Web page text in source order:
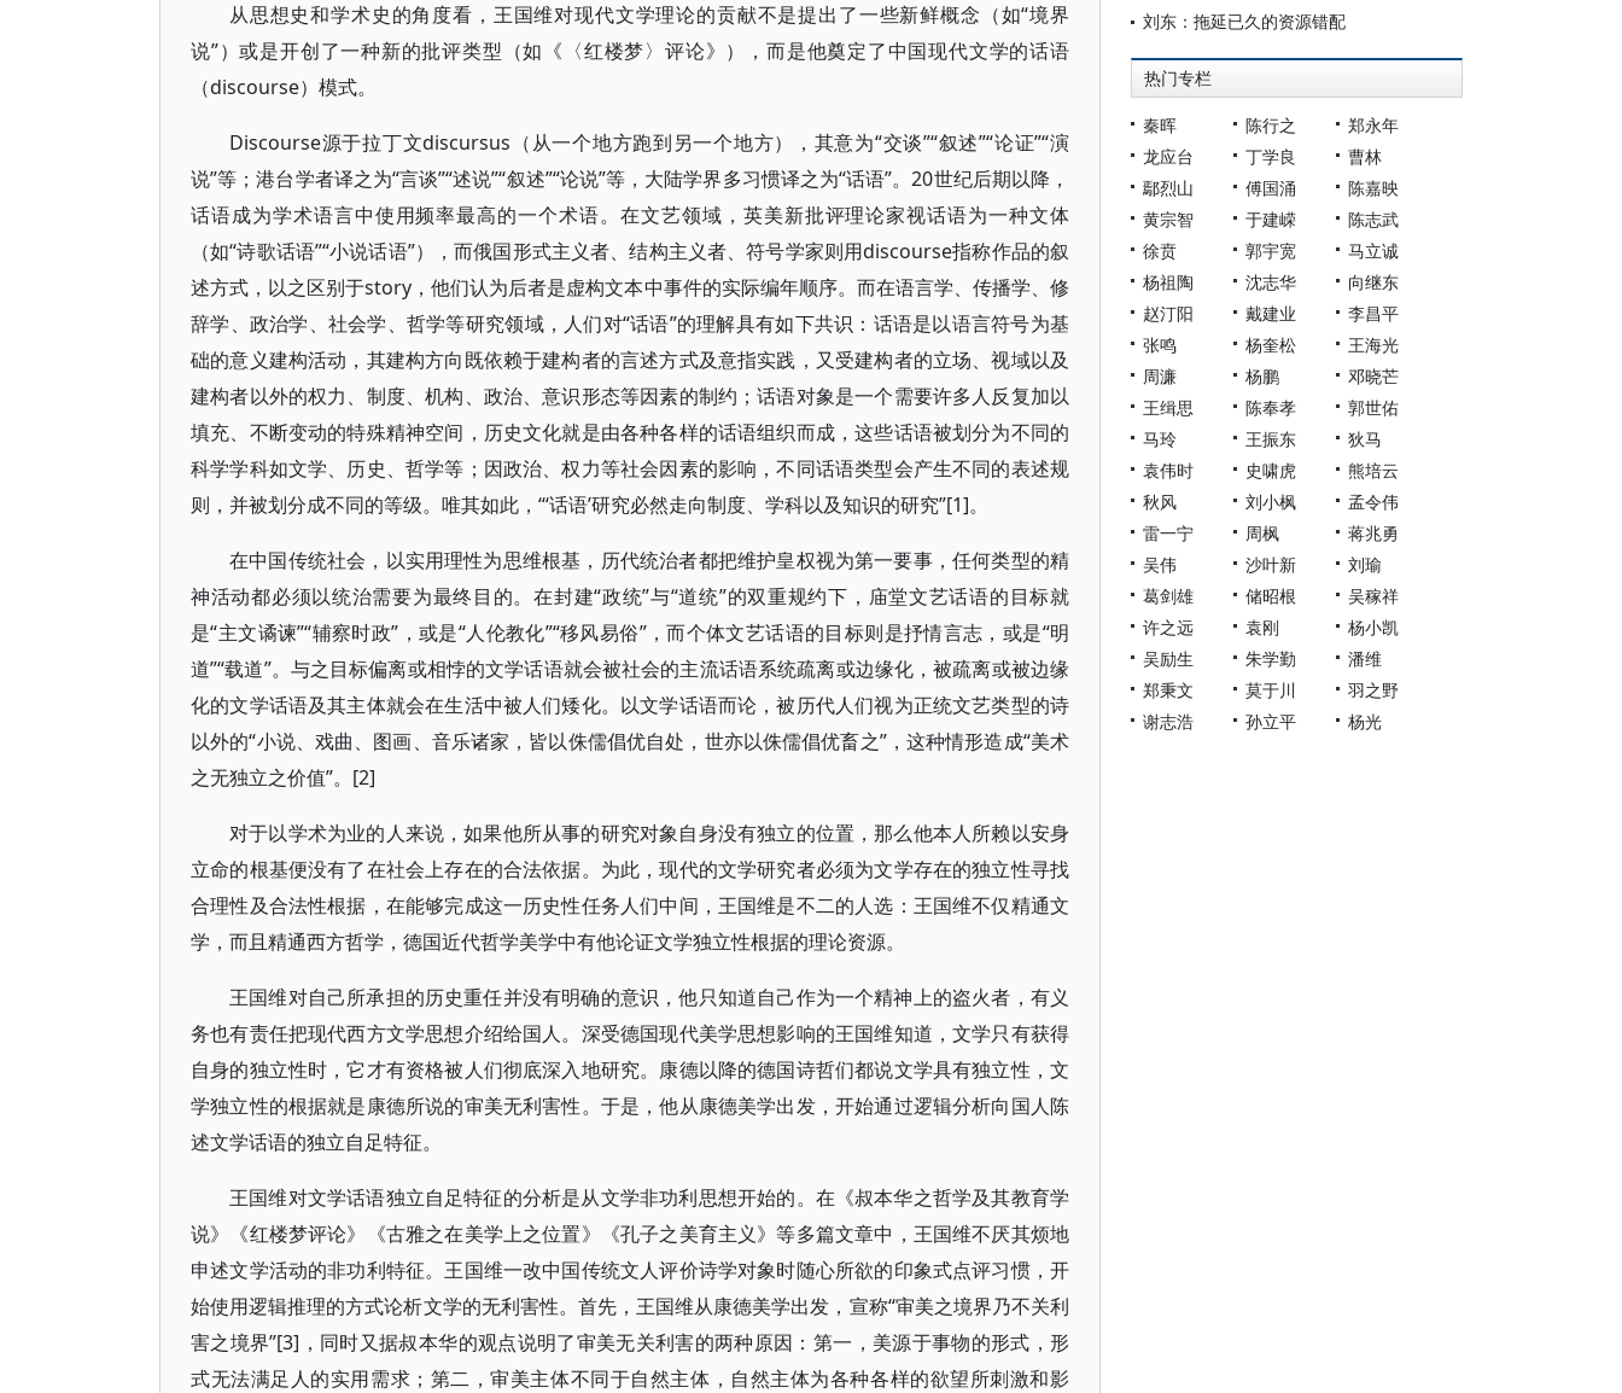
从思想史和学术史的角度看，王国维对现代文学理论的贡献不是提出了一些新鲜概念（如“境界
说”）或是开创了一种新的批评类型（如《〈红楼梦〉评论》），而是他奠定了中国现代文学的话语
（discourse）模式。
Discourse源于拉丁文discursus（从一个地方跑到另一个地方），其意为“交谈”“叙述”“论证”“演
说”等；港台学者译之为“言谈”“述说”“叙述”“论说”等，大陆学界多习惯译之为“话语”。20世纪后期以降，
话语成为学术语言中使用频率最高的一个术语。在文艺领域，英美新批评理论家视话语为一种文体
（如“诗歌话语”“小说话语”），而俄国形式主义者、结构主义者、符号学家则用discourse指称作品的叙
述方式，以之区别于story，他们认为后者是虚构文本中事件的实际编年顺序。而在语言学、传播学、修
辞学、政治学、社会学、哲学等研究领域，人们对“话语”的理解具有如下共识：话语是以语言符号为基
础的意义建构活动，其建构方向既依赖于建构者的言述方式及意指实践，又受建构者的立场、视域以及
建构者以外的权力、制度、机构、政治、意识形态等因素的制约；话语对象是一个需要许多人反复加以
填充、不断变动的特殊精神空间，历史文化就是由各种各样的话语组织而成，这些话语被划分为不同的
科学学科如文学、历史、哲学等；因政治、权力等社会因素的影响，不同话语类型会产生不同的表述规
则，并被划分成不同的等级。唯其如此，“‘话语’研究必然走向制度、学科以及知识的研究”[1]。
在中国传统社会，以实用理性为思维根基，历代统治者都把维护皇权视为第一要事，任何类型的精
神活动都必须以统治需要为最终目的。在封建“政统”与“道统”的双重规约下，庙堂文艺话语的目标就
是“主文谲谏”“辅察时政”，或是“人伦教化”“移风易俗”，而个体文艺话语的目标则是抒情言志，或是“明
道”“载道”。与之目标偏离或相悖的文学话语就会被社会的主流话语系统疏离或边缘化，被疏离或被边缘
化的文学话语及其主体就会在生活中被人们矮化。以文学话语而论，被历代人们视为正统文艺类型的诗
以外的“小说、戏曲、图画、音乐诸家，皆以侏儒倡优自处，世亦以侏儒倡优畜之”，这种情形造成“美术
之无独立之价值”。[2]
对于以学术为业的人来说，如果他所从事的研究对象自身没有独立的位置，那么他本人所赖以安身
立命的根基便没有了在社会上存在的合法依据。为此，现代的文学研究者必须为文学存在的独立性寻找
合理性及合法性根据，在能够完成这一历史性任务人们中间，王国维是不二的人选：王国维不仅精通文
学，而且精通西方哲学，德国近代哲学美学中有他论证文学独立性根据的理论资源。
王国维对自己所承担的历史重任并没有明确的意识，他只知道自己作为一个精神上的盗火者，有义
务也有责任把现代西方文学思想介绍给国人。深受德国现代美学思想影响的王国维知道，文学只有获得
自身的独立性时，它才有资格被人们彻底深入地研究。康德以降的德国诗哲们都说文学具有独立性，文
学独立性的根据就是康德所说的审美无利害性。于是，他从康德美学出发，开始通过逻辑分析向国人陈
述文学话语的独立自足特征。
王国维对文学话语独立自足特征的分析是从文学非功利思想开始的。在《叔本华之哲学及其教育学
说》《红楼梦评论》《古雅之在美学上之位置》《孔子之美育主义》等多篇文章中，王国维不厌其烦地
申述文学活动的非功利特征。王国维一改中国传统文人评价诗学对象时随心所欲的印象式点评习惯，开
始使用逻辑推理的方式论析文学的无利害性。首先，王国维从康德美学出发，宣称“审美之境界乃不关利
害之境界”[3]，同时又据叔本华的观点说明了审美无关利害的两种原因：第一，美源于事物的形式，形
式无法满足人的实用需求；第二，审美主体不同于自然主体，自然主体为各种各样的欲望所刺激和影
刘东：拖延已久的资源错配
热门专栏
秦晖 陈行之
郑永年
龙应台
丁学良
曹林
鄢烈山
傅国涌
陈嘉映
黄宗智
于建嵘
陈志武
徐贲
郭宇宽
马立诚
杨祖陶
沈志华
向继东
赵汀阳
戴建业
李昌平
张鸣
杨奎松
王海光
周濂
杨鹏
邓晓芒
王缉思
陈奉孝
郭世佑
马玲
王振东
狄马
袁伟时
史啸虎
熊培云
秋风
刘小枫
孟令伟
雷一宁
周枫
蒋兆勇
吴伟
沙叶新
刘瑜
葛剑雄
储昭根
吴稼祥
许之远
袁刚
杨小凯
吴励生
朱学勤
潘维
郑秉文
莫于川
羽之野
谢志浩
孙立平 杨光